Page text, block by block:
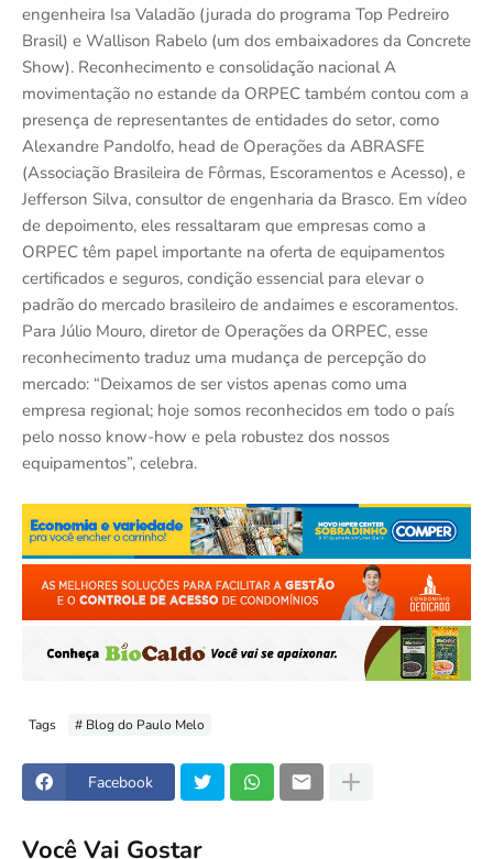
engenheira Isa Valadão (jurada do programa Top Pedreiro
Brasil) e Wallison Rabelo (um dos embaixadores da Concrete
Show). Reconhecimento e consolidação nacional A
movimentação no estande da ORPEC também contou com a
presença de representantes de entidades do setor, como
Alexandre Pandolfo, head de Operações da ABRASFE
(Associação Brasileira de Fôrmas, Escoramentos e Acesso), e
Jefferson Silva, consultor de engenharia da Brasco. Em vídeo
de depoimento, eles ressaltaram que empresas como a
ORPEC têm papel importante na oferta de equipamentos
certificados e seguros, condição essencial para elevar o
padrão do mercado brasileiro de andaimes e escoramentos.
Para Júlio Mouro, diretor de Operações da ORPEC, esse
reconhecimento traduz uma mudança de percepção do
mercado: “Deixamos de ser vistos apenas como uma
empresa regional; hoje somos reconhecidos em todo o país
pelo nosso know-how e pela robustez dos nossos
equipamentos”, celebra.
Tags # Blog do Paulo Melo
Facebook
Você Vai Gostar